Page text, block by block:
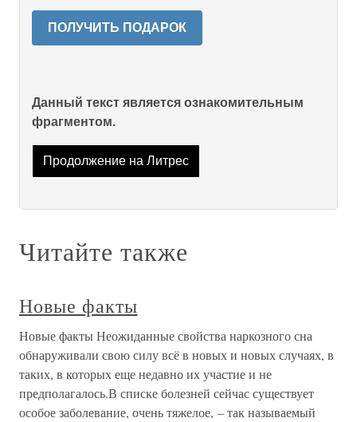
ПОЛУЧИТЬ ПОДАРОК
Данный текст является ознакомительным
фрагментом.
Продолжение на Литрес
Читайте также
Новые факты
Новые факты Неожиданные свойства наркозного сна
обнаруживали свою силу всё в новых и новых случаях, в
таких, в которых еще недавно их участие и не
предполагалось.В списке болезней сейчас существует
особое заболевание, очень тяжелое, – так называемый